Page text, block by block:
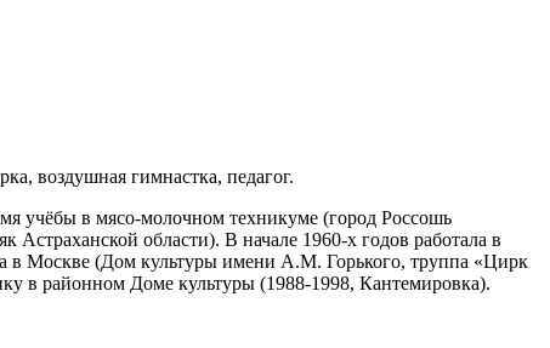
воздушная гимнастка, педагог.
учёбы в мясо-молочном техникуме (город Россошь
Астраханской области). В начале 1960-х годов работала в
в Москве (Дом культуры имени А.М. Горького, труппа «Цирк
в районном Доме культуры (1988-1998, Кантемировка).